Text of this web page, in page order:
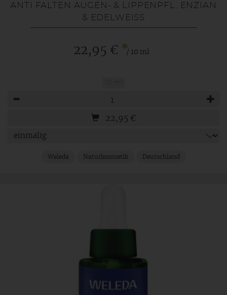
ANTI FALTEN AUGEN- & LIPPENPFL. ENZIAN
& EDELWEISS
22,95 € */ 10 ml
22,95 €
Weleda Naturkosmetik Deutschland